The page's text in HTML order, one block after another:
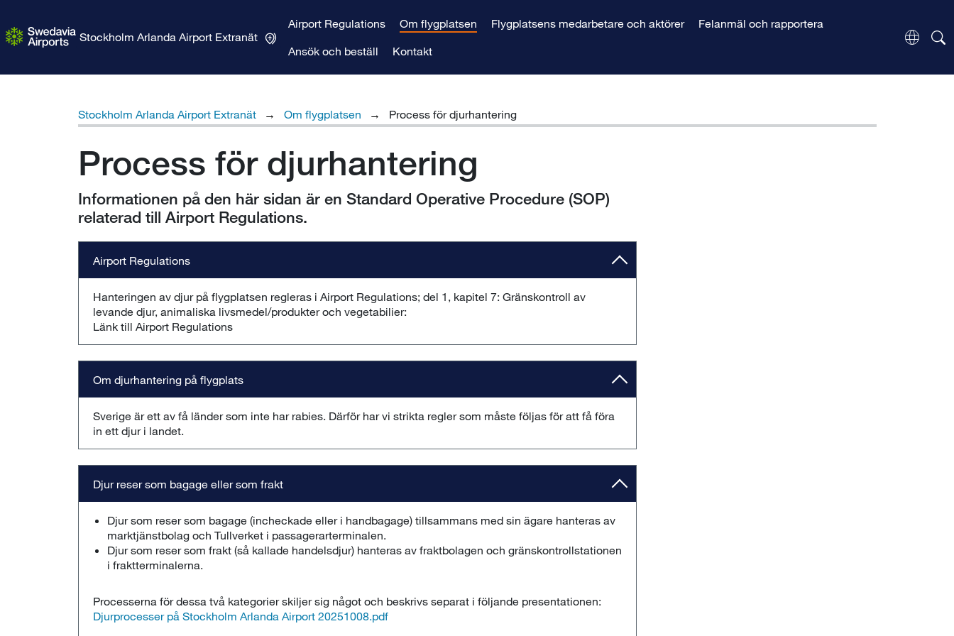
Stockholm Arlanda Airport Extranät
Airport Regulations Om flygplatsen Flygplatsens medarbetare och aktörer Felanmäl och rapportera
Ansök och beställ Kontakt Change
Stockholm Arlanda Airport Extranät Om flygplatsen Process för djurhantering
Process för djurhantering
Informationen på den här sidan är en Standard Operative Procedure (SOP)
relaterad till Airport Regulations.
Airport Regulations
​​​​​​​​​​​​​​​​​​​​​​​​​​​​​​​​​​​​​​​​Hanteringen av djur på flygplatsen regleras i Airport Regulations; del 1, kapitel 7: ​​Gränskontroll av
levande djur, animaliska livsmedel/produkter och vegetabilier:
Länk till Airport Regulations
Om djurhantering på flygplats​
​Sverige är ett av få länder som inte har rabies. ​Därför har vi strikta regler som måste följas för att få föra
in ett djur i landet.
Djur reser som bagage eller som frakt
Djur som reser som bagage (incheckade eller i handbagage) tillsammans med sin ägare hanteras av
marktjänstbolag och Tullverket i passagerarterminalen.
Djur som reser som frakt (så kallade handelsdjur) hanteras av fraktbolagen och gränskontrollstationen
i fraktterminalerna.
Processerna för dessa två kategorier skiljer sig något och beskrivs separat i följande presentationen:
Djurprocesser på Stockholm Arlanda Airport 20251008.pdf